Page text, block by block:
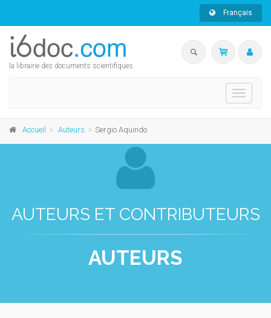
Français
la librairie des documents scientifiques
Toggle
Accueil Auteurs Sergio Aquindo
AUTEURS ET CONTRIBUTEURS
AUTEURS